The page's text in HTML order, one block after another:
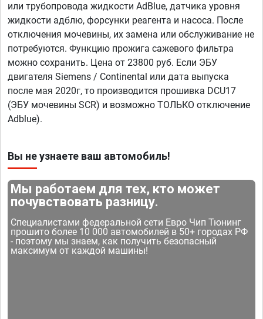
или трубопровода жидкости AdBlue, датчика уровня
жидкости адблю, форсунки реагента и насоса. После
отключения мочевины, их замена или обслуживание не
потребуются. Функцию прожига сажевого фильтра
можно сохранить. Цена от 23800 руб. Если ЭБУ
двигателя Siemens / Continental или дата выпуска
после мая 2020г, то производится прошивка DCU17
(ЭБУ мочевины SCR) и возможно ТОЛЬКО отключение
Adblue).
Вы не узнаете ваш автомобиль!
Мы работаем для тех, кто может
почувствовать разницу.
Специалистами федеральной сети Евро Чип Тюнинг
прошито более 10 000 автомобилей в 50+ городах РФ
- поэтому мы знаем, как получить безопасный
максимум от каждой машины!